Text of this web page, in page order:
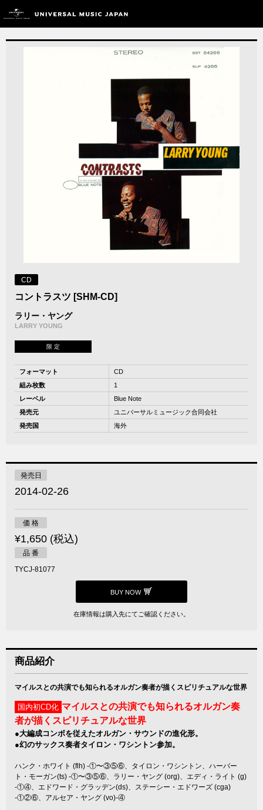
CD
コントラスツ [SHM-CD]
ラリー・ヤング
LARRY YOUNG
限 定
フォーマット
CD
組み枚数
1
レーベル
Blue Note
発売元
ユニバーサルミュージック合同会社
発売国
海外
発売日
2014-02-26
価 格
¥1,650 (税込)
品 番
TYCJ-81077
BUY NOW
在庫情報は購入先にてご確認ください。
商品紹介
マイルスとの共演でも知られるオルガン奏者が描くスピリチュアルな世界
国内初CD化 マイルスとの共演でも知られるオルガン奏
者が描くスピリチュアルな世界
●大編成コンボを従えたオルガン・サウンドの進化形。
●幻のサックス奏者タイロン・ワシントン参加。
ハンク・ホワイト (flh) -①〜③⑤⑥、タイロン・ワシントン、ハーバー
ト・モーガン(ts) -①〜③⑤⑥、ラリー・ヤング (org)、エディ・ライト (g)
-①④、エドワード・グラッデン(ds)、ステーシー・エドワーズ (cga)
-①②⑥、アルセア・ヤング (vo)-④